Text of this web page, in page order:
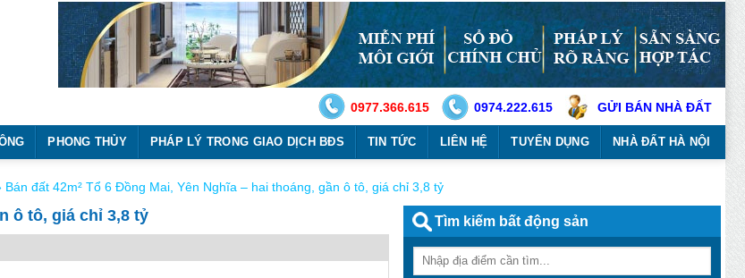
0977.366.615 0974.222.615 GỬI BÁN NHÀ ĐẤT
PHONG THỦY PHÁP LÝ TRONG GIAO DỊCH BĐS TIN TỨC LIÊN HỆ TUYỂN DỤNG NHÀ ĐẤT HÀ NỘI
Bán đất 42m² Tổ 6 Đồng Mai, Yên Nghĩa – hai thoáng, gần ô tô, giá chỉ 3,8 tỷ
ô tô, giá chỉ 3,8 tỷ Tìm kiếm bất động sản